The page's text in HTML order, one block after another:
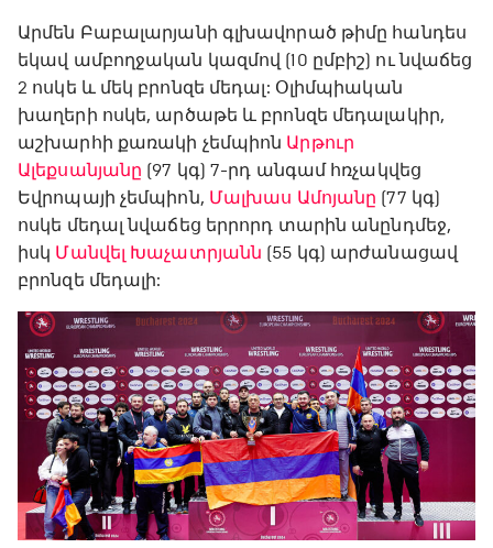
Արմեն Բաբալարյանի գլխավորած թիմը հանդես
եկավ ամբողջական կազմով (10 ըմբիշ) ու նվաճեց
2 ոսկե և մեկ բրոնզե մեդալ: Օլիմպիական
խաղերի ոսկե, արծաթե և բրոնզե մեդալակիր,
աշխարհի քառակի չեմպիոն Արթուր
Ալեքսանյանը (97 կգ) 7-րդ անգամ հռչակվեց
Եվրոպայի չեմպիոն, Մալխաս Ամոյանը (77 կգ)
ոսկե մեդալ նվաճեց երրորդ տարին անընդմեջ,
իսկ Մանվել Խաչատրյանն (55 կգ) արժանացավ
բրոնզե մեդալի: